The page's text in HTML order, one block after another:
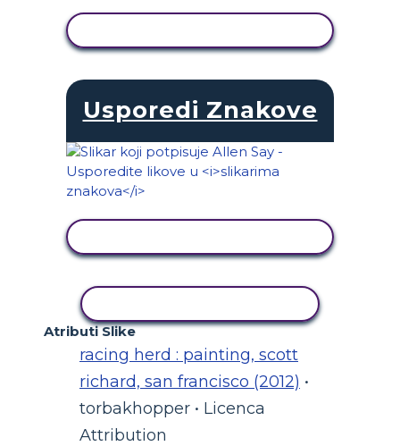
Usporedi Znakove
Atributi Slike
racing herd : painting, scott
richard, san francisco (2012) •
torbakhopper • Licenca
Attribution